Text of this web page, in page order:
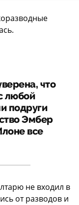
что
любой
подруги
Эмбер
все
не входил в
от разводов и